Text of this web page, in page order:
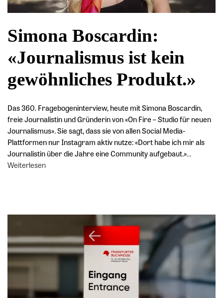
Simona Boscardin:
«Journalismus ist kein
gewöhnliches Produkt.»
Das 360. Fragebogeninterview, heute mit Simona Boscardin,
freie Journalistin und Gründerin von «On Fire – Studio für neuen
Journalismus». Sie sagt, dass sie von allen Social Media-
Plattformen nur Instagram aktiv nutze: «Dort habe ich mir als
Journalistin über die Jahre eine Community aufgebaut.»…
Weiterlesen